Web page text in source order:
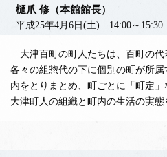
樋爪 修（本館館長）
平成25年4月6日(土) 14:00～15:30
大津百町の町人たちは、百町の代
各々の組惣代の下に個別の町が所
内をとりまとめ、町ごとに「町定
大津町人の組織と町内の生活の実